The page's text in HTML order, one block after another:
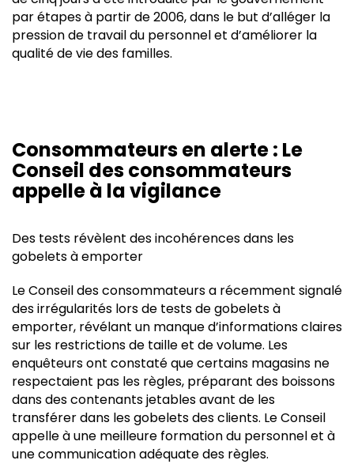
par étapes à partir de 2006, dans le but d’alléger la
pression de travail du personnel et d’améliorer la
qualité de vie des familles.
Consommateurs en alerte : Le
Conseil des consommateurs
appelle à la vigilance
Des tests révèlent des incohérences dans les
gobelets à emporter
Le Conseil des consommateurs a récemment signalé
des irrégularités lors de tests de gobelets à
emporter, révélant un manque d’informations claires
sur les restrictions de taille et de volume. Les
enquêteurs ont constaté que certains magasins ne
respectaient pas les règles, préparant des boissons
dans des contenants jetables avant de les
transférer dans les gobelets des clients. Le Conseil
appelle à une meilleure formation du personnel et à
une communication adéquate des règles.